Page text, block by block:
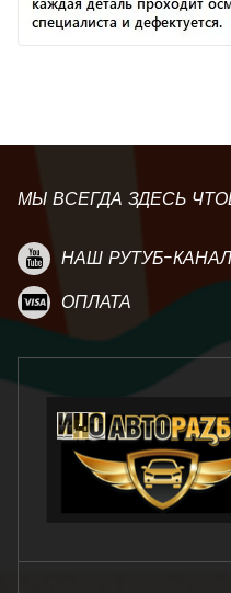
МЫ ВСЕГДА ЗДЕСЬ
НАШ РУТУБ-КАНАЛ
ОПЛАТА